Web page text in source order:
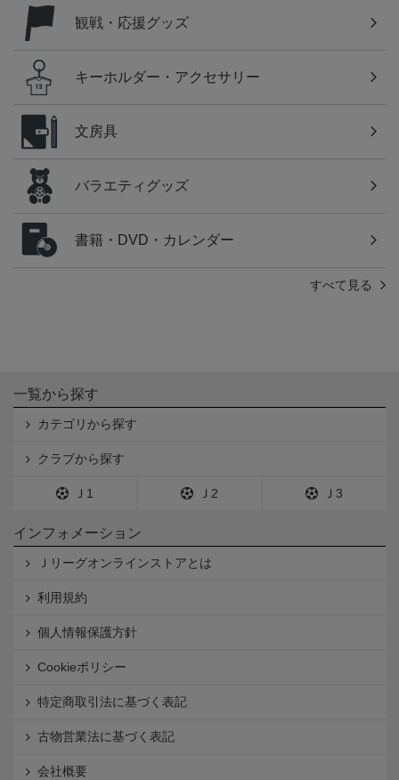
観戦・応援グッズ
キーホルダー・アクセサリー
文房具
バラエティグッズ
書籍・DVD・カレンダー
すべて見る
一覧から探す
カテゴリから探す
クラブから探す
Ｊ1 Ｊ2 Ｊ3
インフォメーション
Ｊリーグオンラインストアとは
利用規約
個人情報保護方針
Cookieポリシー
特定商取引法に基づく表記
古物営業法に基づく表記
会社概要